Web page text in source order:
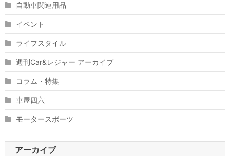
自動車関連用品
イベント
ライフスタイル
週刊Car&レジャー アーカイブ
コラム・特集
車屋四六
モータースポーツ
アーカイブ